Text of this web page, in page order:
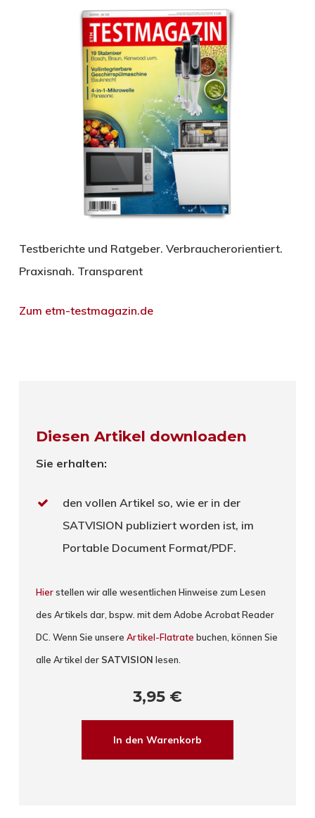
Testberichte und Ratgeber. Verbraucherorientiert.
Praxisnah. Transparent
Zum etm-testmagazin.de
Diesen Artikel downloaden
Sie erhalten:
den vollen Artikel so, wie er in der
SATVISION publiziert worden ist, im
Portable Document Format/PDF.
Hierstellen wir alle wesentlichen Hinweise zum Lesen
des Artikels dar, bspw. mit dem Adobe Acrobat Reader
DC. Wenn Sie unsereArtikel-Flatrate buchen, können Sie
alle Artikel der SATVISION lesen.
3,95 €
In den Warenkorb